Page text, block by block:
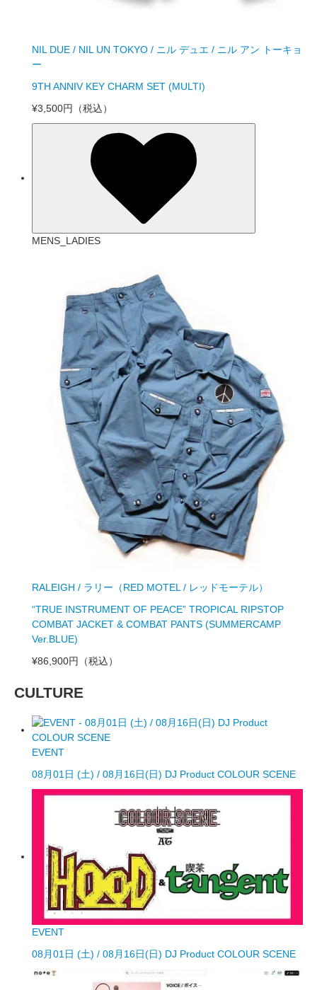
NIL DUE / NIL UN TOKYO / ニル デュエ / ニル アン トーキョ
ー
9TH ANNIV KEY CHARM SET (MULTI)
¥3,500円
（税込）
MENS_LADIES
RALEIGH / ラリー（RED MOTEL / レッドモーテル）
“TRUE INSTRUMENT OF PEACE” TROPICAL RIPSTOP
COMBAT JACKET & COMBAT PANTS (SUMMERCAMP
Ver.BLUE)
¥86,900円
（税込）
CULTURE
EVENT
08月01日 (土) / 08月16日(日) DJ Product COLOUR SCENE
EVENT
08月01日 (土) / 08月16日(日) DJ Product COLOUR SCENE